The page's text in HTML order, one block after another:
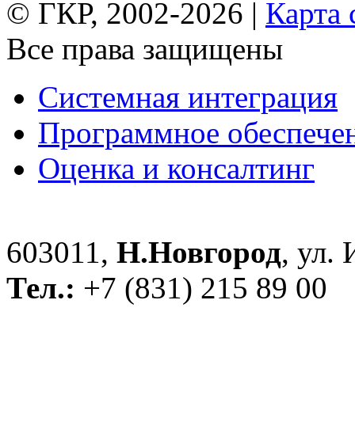
© ГКР, 2002-2026 | Карта
Все права защищены
Системная интеграция
Программное
Оценка и консалтинг
603011, Н.Новгород, ул.
Тел.: +7 (831) 215 89 00